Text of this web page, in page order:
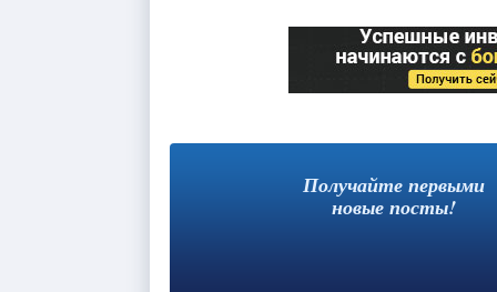
Получайте первыми
новые посты!